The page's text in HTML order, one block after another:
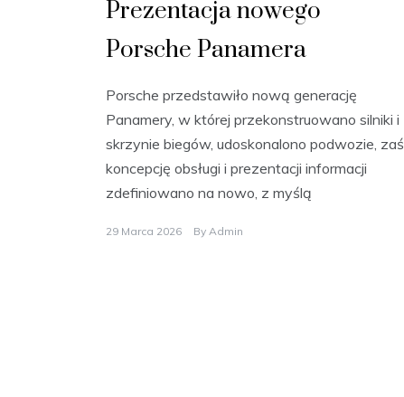
Prezentacja nowego
Porsche Panamera
Porsche przedstawiło nową generację
Panamery, w której przekonstruowano silniki i
skrzynie biegów, udoskonalono podwozie, zaś
koncepcję obsługi i prezentacji informacji
zdefiniowano na nowo, z myślą
29 Marca 2026 By Admin